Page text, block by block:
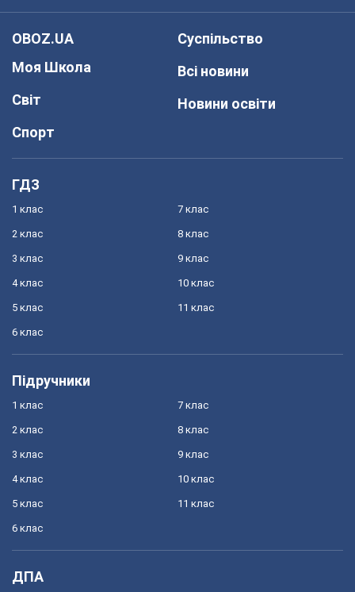
OBOZ.UA
Моя Школа
Світ
Спорт
Суспільство
Всі новини
Новини освіти
ГДЗ
1 клас
2 клас
3 клас
4 клас
5 клас
6 клас
7 клас
8 клас
9 клас
10 клас
11 клас
Підручники
1 клас
2 клас
3 клас
4 клас
5 клас
6 клас
7 клас
8 клас
9 клас
10 клас
11 клас
ДПА